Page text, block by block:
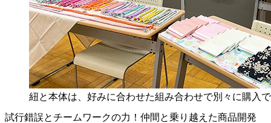
紐と本体は、好みに合わせた組み合わせで別々に購入
試行錯誤とチームワークの力！仲間と乗り越えた商品開発